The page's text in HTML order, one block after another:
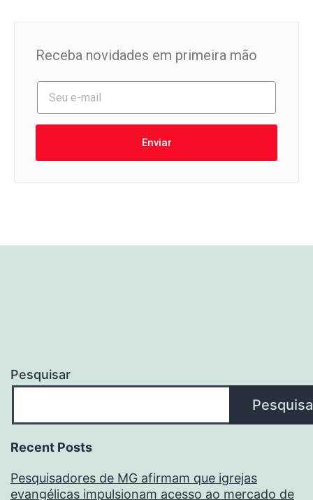
Receba novidades em primeira mão
Enviar
Pesquisar
Recent Posts
Pesquisadores de MG afirmam que igrejas
evangélicas impulsionam acesso ao mercado de